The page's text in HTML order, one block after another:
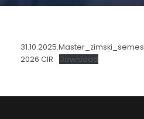
2026 CIR
Download